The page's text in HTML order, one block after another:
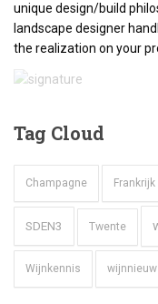
unique design/build
landscape designer
the realization on your
Tag Cloud
Champagne Frankrijk
SDEN3 Twente
Wijnkennis